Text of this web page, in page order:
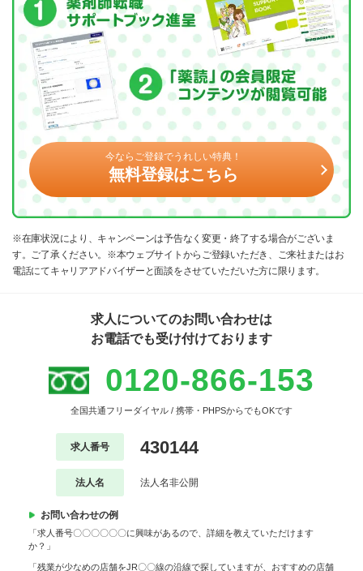
今ならご登録でうれしい特典！
無料登録はこちら
※在庫状況により、キャンペーンは予告なく変更・終了する場合がございま
す。ご了承ください。※本ウェブサイトからご登録いただき、ご来社またはお
電話にてキャリアアドバイザーと面談をさせていただいた方に限ります。
求人についてのお問い合わせは
お電話でも受け付けております
0120-866-153
全国共通フリーダイヤル / 携帯・PHPSからでもOKです
求人番号 430144
法人名 法人名非公開
お問い合わせの例
「求人番号〇〇〇〇〇〇に興味があるので、詳細を教えていただけます
か？」
「残業が少なめの店舗をJR〇〇線の沿線で探していますが、おすすめの店舗